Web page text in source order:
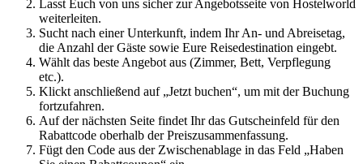
Lasst Euch von uns sicher zur Angebotsseite von Hostelworld
weiterleiten.
Sucht nach einer Unterkunft, indem Ihr An- und Abreisetag,
die Anzahl der Gäste sowie Eure Reisedestination eingebt.
Wählt das beste Angebot aus (Zimmer, Bett, Verpflegung
etc.).
Klickt anschließend auf „Jetzt buchen“, um mit der Buchung
fortzufahren.
Auf der nächsten Seite findet Ihr das Gutscheinfeld für den
Rabattcode oberhalb der Preiszusammenfassung.
Fügt den Code aus der Zwischenablage in das Feld „Haben